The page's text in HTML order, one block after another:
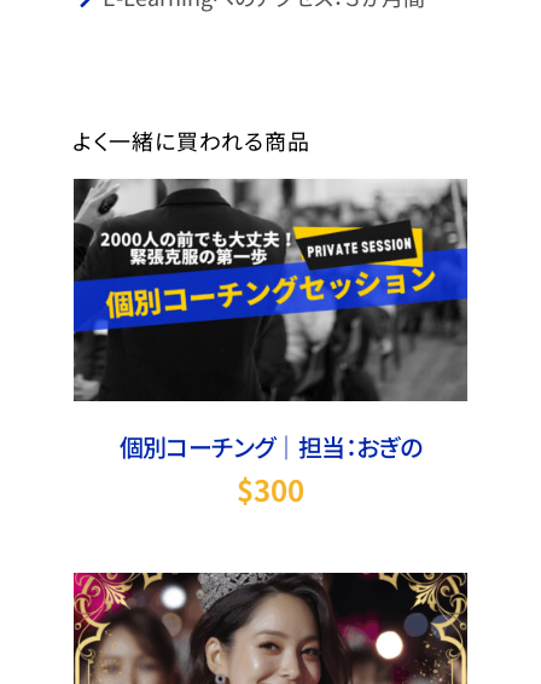
よく一緒に買われる商品
お買い物カゴに追加 / 詳細
個別コーチング｜担当：おぎの
$300